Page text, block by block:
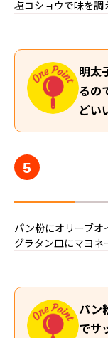
塩コショウで味を調
明太
るの
どい
5
パン粉にオリーブオ
グラタン皿にマヨネ
パン
でサ